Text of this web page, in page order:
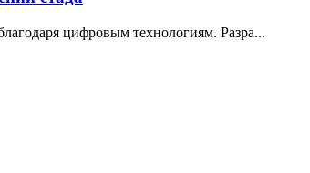
цифровым технологиям. Разра...